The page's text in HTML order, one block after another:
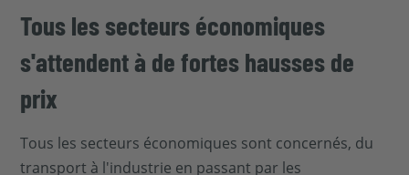
Tous les secteurs économiques
s'attendent à de fortes hausses de
prix
Tous les secteurs économiques sont concernés, du
transport à l'industrie en passant par les